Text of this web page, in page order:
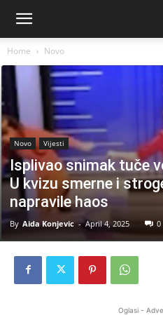
Home Novo
Novo Vijesti
Isplivao snimak tuče
U kvizu smerne i
napravile haos
By Aida Konjevic - April 4, 2025 0
Oglasi -